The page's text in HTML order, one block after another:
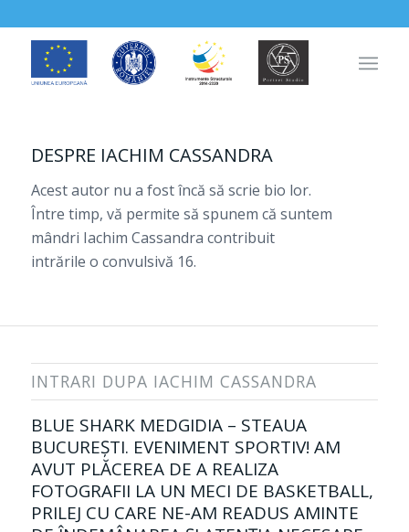
DESPRE IACHIM CASSANDRA
Acest autor nu a fost încă să scrie bio lor.
Între timp, vă permite să spunem că suntem
mândri Iachim Cassandra contribuit
intrările o convulsivă 16.
INTRARI DUPA IACHIM CASSANDRA
BLUE SHARK MEDGIDIA – STEAUA
BUCUREȘTI. EVENIMENT SPORTIV! AM
AVUT PLĂCEREA DE A REALIZA
FOTOGRAFII LA UN MECI DE BASKETBALL,
PRILEJ CU CARE NE-AM READUS AMINTE